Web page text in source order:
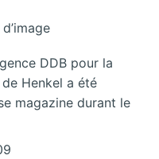
DDB pour la
Henkel a été
magazine durant le